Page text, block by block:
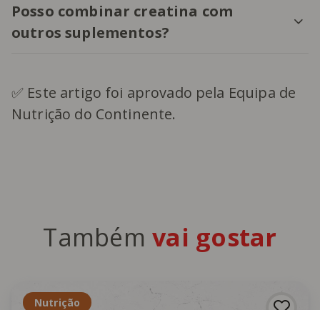
Posso combinar creatina com
outros suplementos?
✅ Este artigo foi aprovado pela Equipa de
Nutrição do Continente.
Tambémvai gostar
Nutrição